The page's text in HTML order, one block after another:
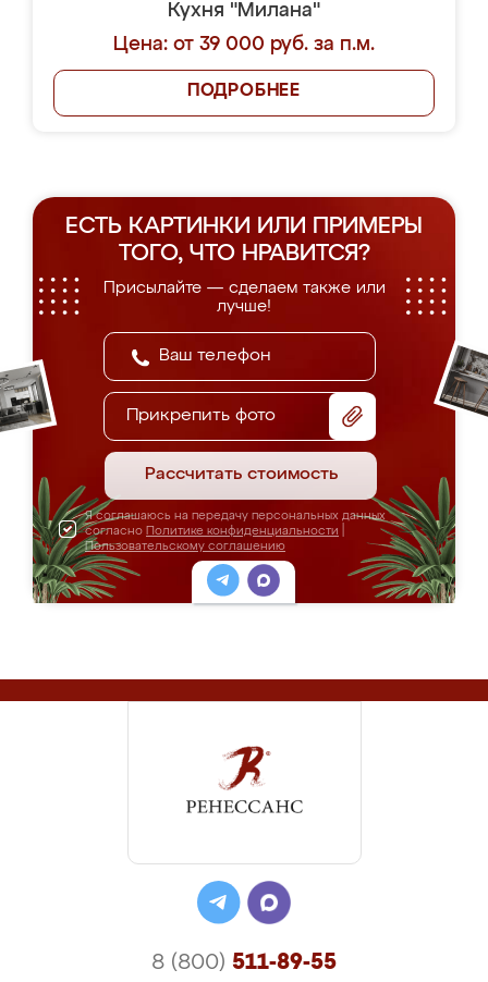
Кухня "Милана"
Цена: от 39 000 руб. за п.м.
ПОДРОБНЕЕ
ЕСТЬ КАРТИНКИ ИЛИ ПРИМЕРЫ
ТОГО, ЧТО НРАВИТСЯ?
Присылайте — сделаем также или
лучше!
Прикрепить фото
Рассчитать стоимость
Я соглашаюсь на передачу персональных данных
согласно Политике конфиденциальности
Пользовательскому соглашению
8 (800) 511-89-55